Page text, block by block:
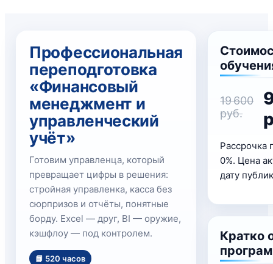
Профессиональная
переподготовка
«Финансовый
менеджмент и
управленческий
учёт»
Готовим управленца, который
превращает цифры в решения:
стройная управленка, касса без
сюрпризов и отчёты, понятные
борду. Excel — друг, BI — оружие,
кэшфлоу — под контролем.
📘 520 часов
19 600
руб.
Рассрочка
0%. Цена
дату
Кратко